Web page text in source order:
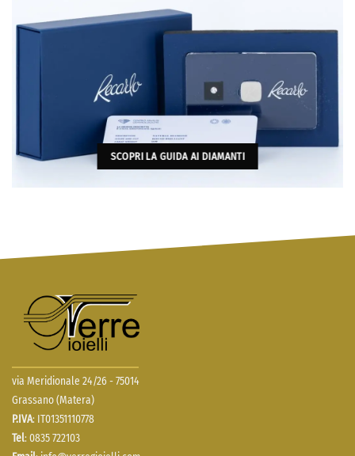
SCOPRI LA GUIDA AI DIAMANTI
via Meridionale 24/26 - 75014
Grassano (Matera)
P.IVA: IT01351110778
Tel: 0835 722103